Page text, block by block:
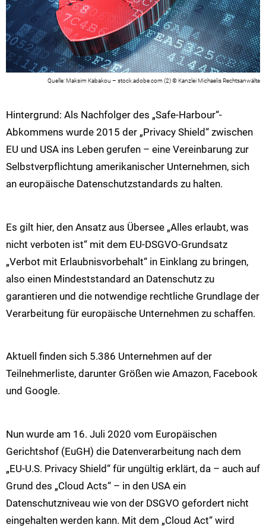
Maksim Kabakou – stock.adobe.com (2) © Kanzlei Michaelis Rechtsanwälte
Hintergrund: Als Nachfolger des „Safe-Harbour“-
Abkommens wurde 2015 der „Privacy Shield“ zwischen
EU und USA ins Leben gerufen – eine Vereinbarung zur
Selbstverpflichtung amerikanischer Unternehmen, sich
an europäische Datenschutzstandards zu halten.
Es gilt hier, den Ansatz aus Übersee „Alles erlaubt, was
nicht verboten ist“ mit dem EU-DSGVO-Grundsatz
„Verbot mit Erlaubnisvorbehalt“ in Einklang zu bringen,
also einen Mindeststandard an Datenschutz zu
garantieren und die notwendige rechtliche Grundlage der
Verarbeitung für europäische Unternehmen zu schaffen.
Aktuell finden sich 5.386 Unternehmen auf der
Teilnehmerliste, darunter Größen wie Amazon, Facebook
und Google.
Nun wurde am 16. Juli 2020 vom Europäischen
Gerichtshof (EuGH) die Datenverarbeitung nach dem
„EU-U.S. Privacy Shield“ für ungültig erklärt, da – auch auf
Grund des „Cloud Acts“ – in den USA ein
Datenschutzniveau wie von der DSGVO gefordert nicht
eingehalten werden kann. Mit dem „Cloud Act“ wird